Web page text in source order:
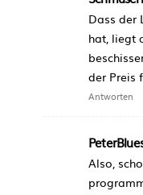
Dass der
hat, liegt
der Preis
Antworten
Also,